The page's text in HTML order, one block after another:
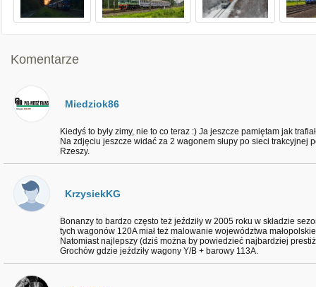
Komentarze
Miedziok86
Kiedyś to były zimy, nie to co teraz :) Ja jeszcze pamiętam jak
Na zdjęciu jeszcze widać za 2 wagonem słupy po sieci trakcyjnej
Rzeszy.
KrzysiekKG
Bonanzy to bardzo często też jeździły w 2005 roku w składzie
tych wagonów 120A miał też malowanie województwa
Natomiast najlepszy (dziś można by powiedzieć najbardziej
Grochów gdzie jeździły wagony Y/B + barowy 113A.